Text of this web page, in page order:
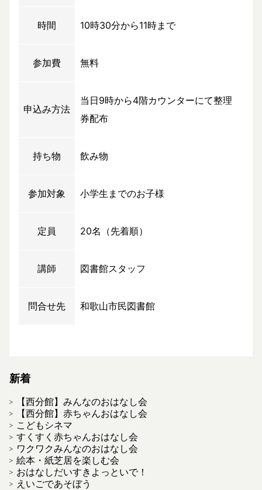
時間 10時30分から11時まで
参加費 無料
申込み方法
当日9時から4階カウンターにて整理
券配布
持ち物 飲み物
参加対象 小学生までのお子様
定員 20名（先着順）
講師 図書館スタッフ
問合せ先 和歌山市民図書館
新着
【西分館】みんなのおはなし会
【西分館】赤ちゃんおはなし会
こどもシネマ
すくすく赤ちゃんおはなし会
ワクワクみんなのおはなし会
絵本・紙芝居を楽しむ会
おはなしだいすきよっといで！
えいごであそぼう